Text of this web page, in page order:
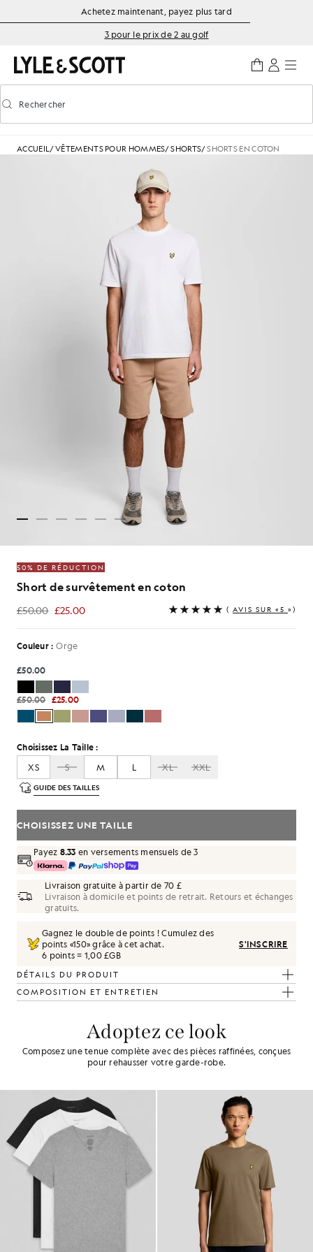
Aller directement au contenu principal
Informations sur l'accessibilité
Achetez maintenant, payez plus tard
3 pour le prix de 2 au golf
Activer/désactiver la recherche prédictive
Rechercher
ACCUEIL/VÊTEMENTS POUR HOMMES/SHORTS/SHORTS EN COTON
50% DE RÉDUCTION
Short de survêtement en coton
£50.00 £25.00
£25.00 ( AVIS SUR «5 »)
Couleur : Orge
£50.00
£50.00 £25.00
Choisissez La Taille :
XS
S M L XL XXL
GUIDE DES TAILLES
CHOISISSEZ UNE TAILLE
Payez 8.33 en versements mensuels de 3
Livraison gratuite à partir de 70 £
Livraison à domicile et points de retrait. Retours et échanges
gratuits.
Gagnez le double de points ! Cumulez des
points «150» grâce à cet achat.
6 points = 1,00 £GB
S'INSCRIRE
DÉTAILS DU PRODUIT
COMPOSITION ET ENTRETIEN
Adoptez ce look
Composez une tenue complète avec des pièces raffinées, conçues
pour rehausser votre garde-robe.